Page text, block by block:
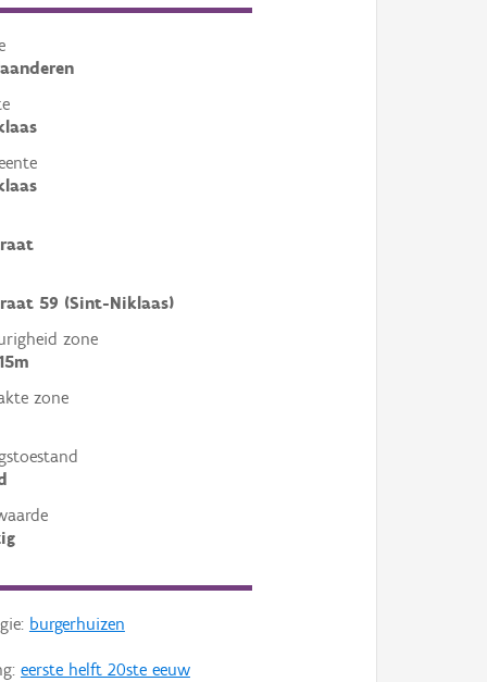
59 (Sint-Niklaas)
zone
zone
burgerhuizen
eerste helft 20ste eeuw